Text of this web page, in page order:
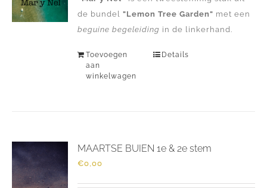
de bundel"Lemon Tree Garden" met een
beguine begeleiding in de linkerhand.
Toevoegen
aan
winkelwagen
Details
MAARTSE BUIEN 1e & 2e stem
€0,00